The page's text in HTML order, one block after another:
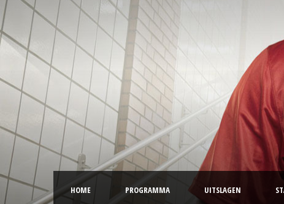
HOME PROGRAMMA UITSLAGEN